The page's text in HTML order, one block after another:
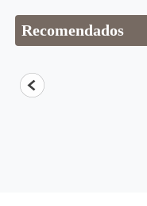
Recomendados